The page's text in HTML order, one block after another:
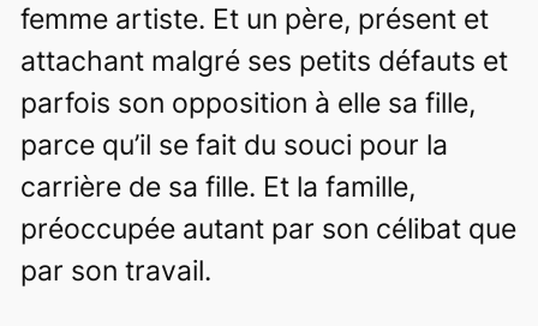
femme artiste. Et un père, présent et
attachant malgré ses petits défauts et
parfois son opposition à elle sa fille,
parce qu’il se fait du souci pour la
carrière de sa fille. Et la famille,
préoccupée autant par son célibat que
par son travail.